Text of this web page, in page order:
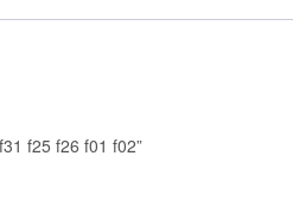
f02
f25 f26 f01 f02”